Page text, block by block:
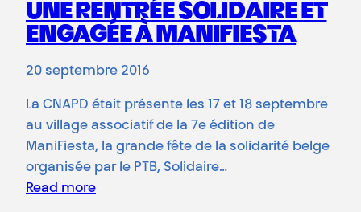
UNE RENTRÉE SOLIDAIRE ET
ENGAGÉE À MANIFIESTA
20 septembre 2016
La CNAPD était présente les 17 et 18 septembre
au village associatif de la 7e édition de
ManiFiesta, la grande fête de la solidarité belge
organisée par le PTB, Solidaire…
Read more